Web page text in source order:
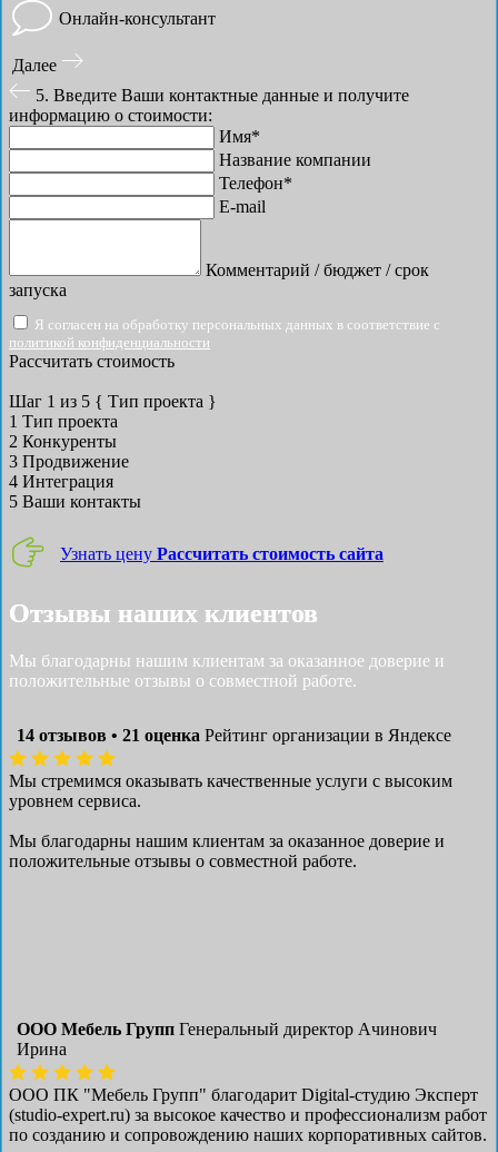
Онлайн-консультант
Далее
5. Введите Ваши контактные данные и получите
информацию о стоимости:
Имя*
Название компании
Телефон*
E-mail
Комментарий / бюджет / срок
запуска
Я согласен на обработку персональных данных в соответствие с
политикой конфиденциальности
Рассчитать стоимость
Шаг 1 из 5 { Тип проекта }
1 Тип проекта
2 Конкуренты
3 Продвижение
4 Интеграция
5 Ваши контакты
Узнать цену Рассчитать стоимость сайта
Отзывы наших клиентов
Мы благодарны нашим клиентам за оказанное доверие и
положительные отзывы о совместной работе.
14 отзывов • 21 оценка Рейтинг организации в Яндексе
Мы стремимся оказывать качественные услуги с высоким
уровнем сервиса.
Мы благодарны нашим клиентам за оказанное доверие и
положительные отзывы о совместной работе.
ООО Мебель Групп Генеральный директор Ачинович
Ирина
ООО ПК "Мебель Групп" благодарит Digital-студию Эксперт
(studio-expert.ru) за высокое качество и профессионализм работ
по созданию и сопровождению наших корпоративных сайтов.